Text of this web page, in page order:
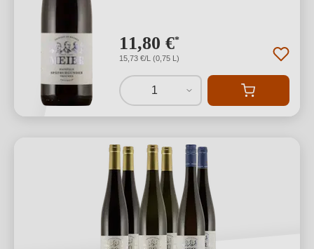
11,80 €*
15,73 €/L (0,75 L)
1